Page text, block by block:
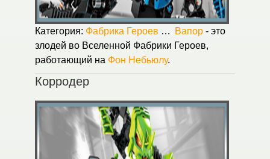
Категория: Фабрика Героев Опубликовано:
Вапор - это
злодей во Вселенной Фабрики Героев,
работающий на Фон Небьюлу.
Корродер